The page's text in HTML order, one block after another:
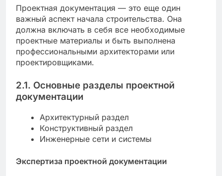
Проектная документация — это еще один
важный аспект начала строительства. Она
должна включать в себя все необходимые
проектные материалы и быть выполнена
профессиональными архитекторами или
проектировщиками.
2.1. Основные разделы проектной
документации
Архитектурный раздел
Конструктивный раздел
Инженерные сети и системы
Экспертиза проектной документации